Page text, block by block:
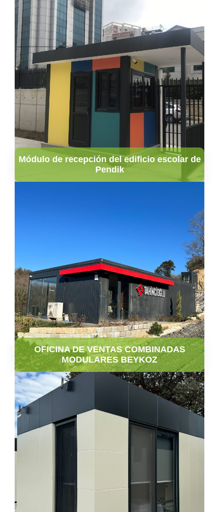
Módulo de recepción del edificio escolar de
Pendik
OFICINA DE VENTAS COMBINADAS
MODULARES BEYKOZ